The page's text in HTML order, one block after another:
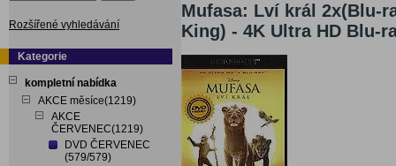
Rozšířené vyhledávání
Kategorie
kompletní nabídka
AKCE měsíce(1219)
AKCE
ČERVENEC(1219)
DVD ČERVENEC
(579/579)
Mufasa: Lví král 2x(Blu-
King) - 4K Ultra HD Blu-